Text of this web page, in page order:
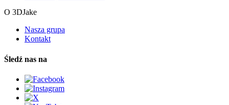
O 3DJake
Nasza grupa
Kontakt
Śledź nas na